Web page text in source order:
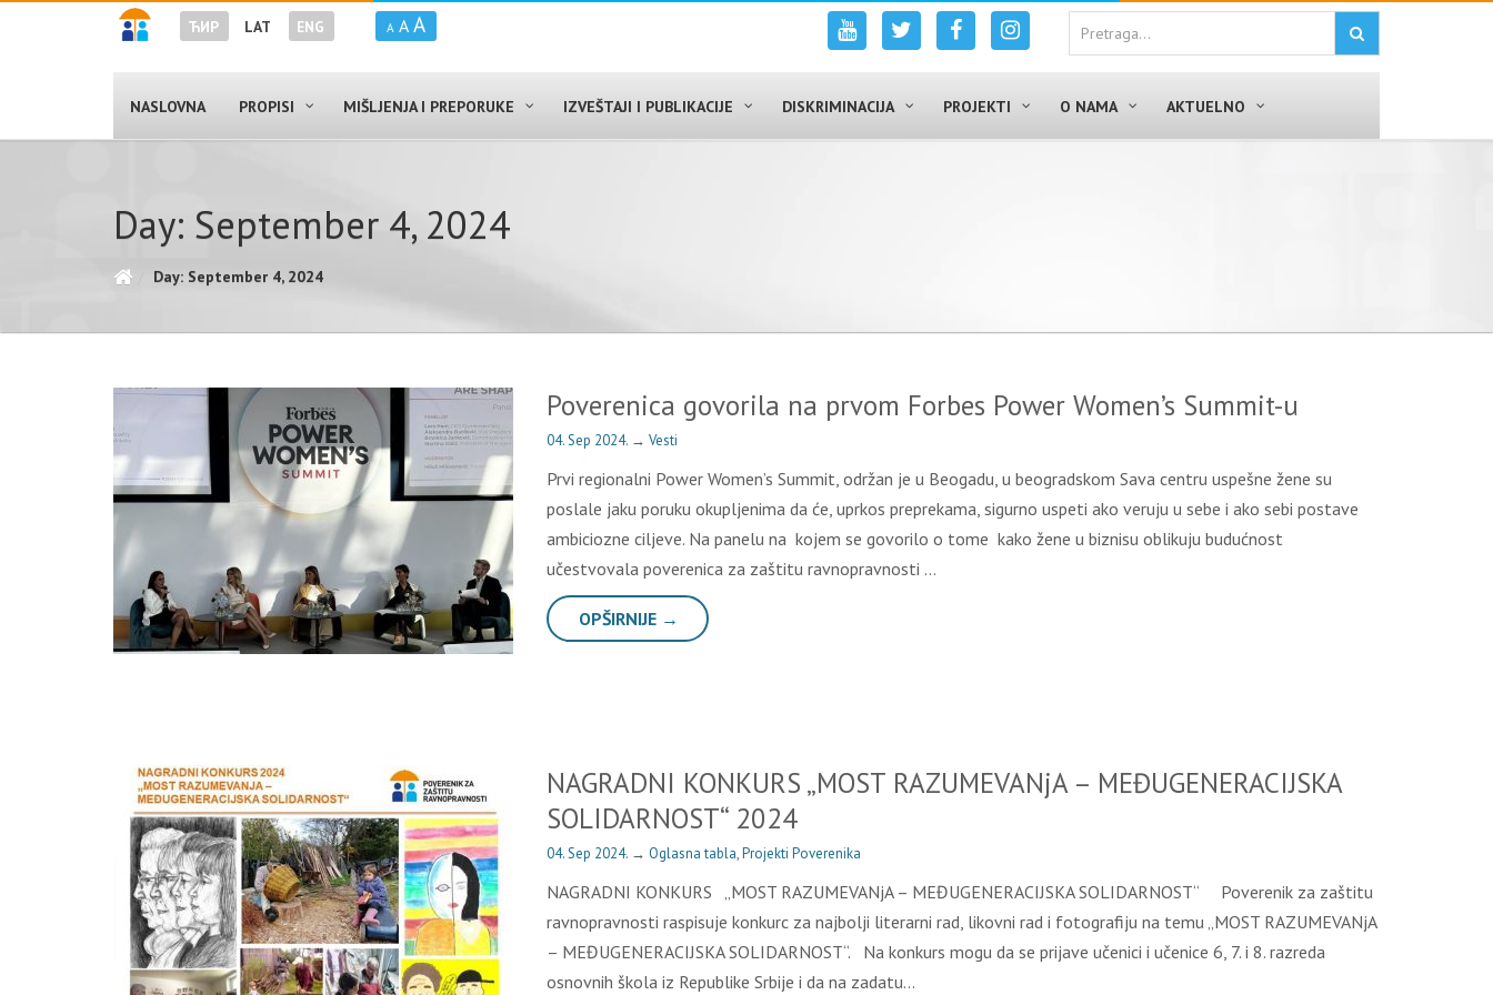
ЋИР LAT ENG A A A
NASLOVNA PROPISI MIŠLJENJA I PREPORUKE IZVEŠTAJI I PUBLIKACIJE DISKRIMINACIJA PROJEKTI O NAMA AKTUELNO
Day: September 4, 2024
Day: September 4, 2024
Poverenica govorila na prvom Forbes Power Women’s Summit-u
04. Sep 2024. → Vesti
Prvi regionalni Power Women’s Summit, održan je u Beogadu, u beogradskom Sava centru uspešne žene su
poslale jaku poruku okupljenima da će, uprkos preprekama, sigurno uspeti ako veruju u sebe i ako sebi postave
ambiciozne ciljeve. Na panelu na kojem se govorilo o tome kako žene u biznisu oblikuju budućnost
učestvovala poverenica za zaštitu ravnopravnosti …
OPŠIRNIJE →
NAGRADNI KONKURS „MOST RAZUMEVANjA – MEĐUGENERACIJSKA
SOLIDARNOST“ 2024
04. Sep 2024. → Oglasna tabla,Projekti Poverenika
NAGRADNI KONKURS „MOST RAZUMEVANjA – MEĐUGENERACIJSKA SOLIDARNOST“ Poverenik za zaštitu
ravnopravnosti raspisuje konkurc za najbolji literarni rad, likovni rad i fotografiju na temu „MOST RAZUMEVANjA
– MEĐUGENERACIJSKA SOLIDARNOST“. Na konkurs mogu da se prijave učenici i učenice 6, 7. i 8. razreda
osnovnih škola iz Republike Srbije i da na zadatu…